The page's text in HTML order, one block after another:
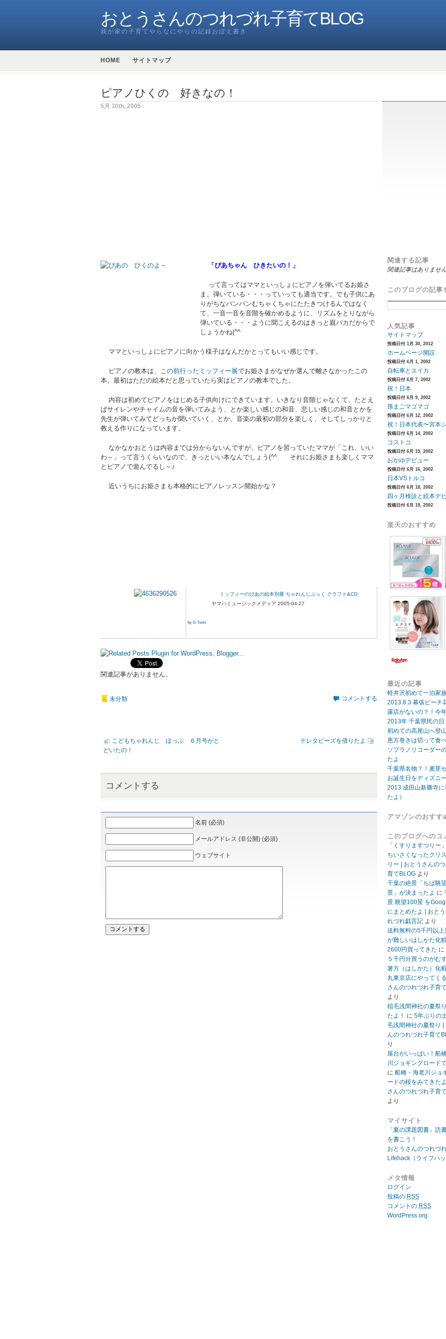
おとうさんのつれづれ子育てBLOG
我が家の子育てやらなにやらの記録おぼえ書き
HOME サイトマップ
ピアノひくの 好きなの！
5月 30th, 2005
「ぴあちゃん ひきたいの！」
って言ってはママといっしょにピアノを弾いてるお姫さ
ま。弾いている・・・っていっても適当です。でも子供にあ
りがちなバンバンむちゃくちゃにたたきつけるんではなく
て、一音一音を音階を確かめるように、リズムをとりながら
弾いている・・・ように聞こえるのはきっと親バカだからで
しょうかね(^^ゞ
ママといっしょにピアノに向かう様子はなんだかとってもいい感じです。
ピアノの教本は、 この前行ったミッフィー展でお姫さまがなぜか選んで離さなかったこの
本。最初はただの絵本だと思っていたら実はピアノの教本でした。
内容は初めてピアノをはじめる子供向けにできています。いきなり音階じゃなくて、たとえ
ばサイレンやチャイムの音を弾いてみよう、とか楽しい感じの和音、悲しい感じの和音とかを
先生が弾いてみてどっちか聞いていく、とか、音楽の最初の部分を楽しく、そしてしっかりと
教える作りになっています。
なかなかおとうは内容までは分からないんですが、ピアノを習っていたママが「これ、いい
わ～」って言うくらいなので、きっといい本なんでしょう(^^ゞ それにお姫さまも楽しくママ
とピアノで遊んでるし～♪
近いうちにお姫さまも本格的にピアノレッスン開始かな？
ミッフィーのぴあの絵本別冊 ちゃれんじぶっく クラフト&CD
ヤマハミュージックメディア 2005-04-27
by G-Tools
関連記事がありません。
未分類 コメントする
こどもちゃれんじ ほっぷ ６月号がと
どいたの！
テレタビーズを借りたよ
コメントする
名前 (必須)
メールアドレス (非公開) (必須)
ウェブサイト
関連する記事
関連記事はありませ
このブログの記事
人気記事
サイトマップ
投稿日付 1月 30, 2012
ホームページ開設
投稿日付 6月 1, 2002
自転車とスイカ
投稿日付 6月 7, 2002
祝！日本
投稿日付 6月 9, 2002
孫まごマゴマゴ
投稿日付 6月 12, 2002
祝！日本代表〜宮本
投稿日付 6月 14, 2002
コストコ
投稿日付 6月 15, 2002
おかゆデビュー
投稿日付 6月 16, 2002
日本VSトルコ
投稿日付 6月 18, 2002
四ヶ月検診と絵本デ
投稿日付 6月 19, 2002
楽天のおすすめ
最近の記事
軽井沢初めて一泊家
2013.8.3 幕張ビーチ
露店がないの？！今
2013年 千葉県民の
初めての高尾山へ登
恵方巻きは切って食
ソプラノリコーダー
たよ
千葉県名物？！麦芽
お誕生日をディズニ
2013 成田山新勝寺
たよ）
アマゾンのおすす
このブログへのコ
「くすりますつりー
ちいさくなったクリ
リー | おとうさんの
育てBLOG より
千葉の絶景「ちば眺
景」が決まったよ に
景 眺望100景 を
にまとめたよ | おと
れづれ戯言記 より
送料無料の5千円以上
が難しいはしかた化
2600円買ってきた に
５千円分買うのがむ
箸方（はしかた）化
丸東京店にやってく
さんのつれづれ子育
より
稲毛浅間神社の夏祭
たよ！
に 5年ぶりの
毛浅間神社の夏祭り |
んのつれづれ子育て
り
屋台がいっぱい！船
川ジョギングロード
に 船橋・海老川ジョ
ードの桜をみてきた
さんのつれづれ子育
より
マイサイト
「夏の課題図書」読
を書こう！
おとうさんのつれづ
Lifehack（ライフハ
メタ情報
ログイン
投稿の RSS
コメントの RSS
WordPress.org